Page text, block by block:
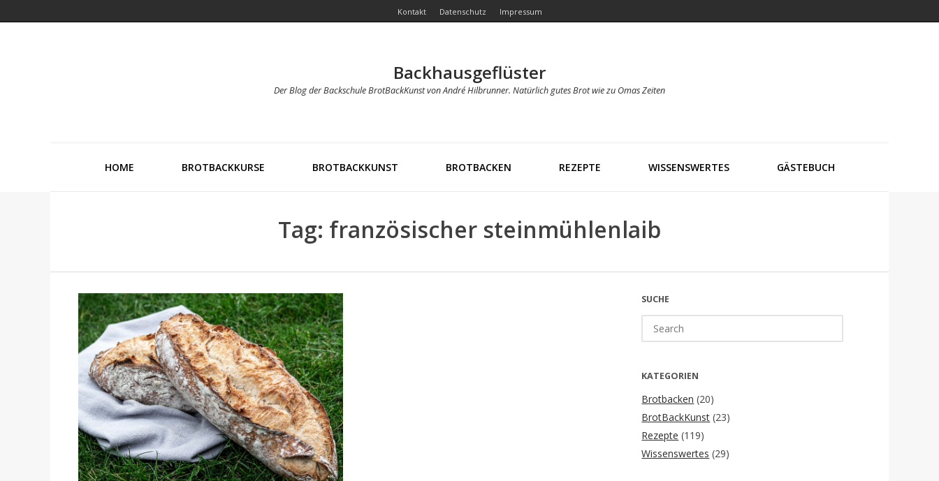
Kontakt Datenschutz Impressum
Backhausgeflüster
Der Blog der Backschule BrotBackKunst von André Hilbrunner. Natürlich gutes Brot wie zu Omas Zeiten
HOME BROTBACKKURSE BROTBACKKUNST BROTBACKEN REZEPTE WISSENSWERTES GÄSTEBUCH
Tag: französischer steinmühlenlaib
SUCHE
for:
KATEGORIEN
Brotbacken (20)
BrotBackKunst (23)
Rezepte (119)
Wissenswertes (29)